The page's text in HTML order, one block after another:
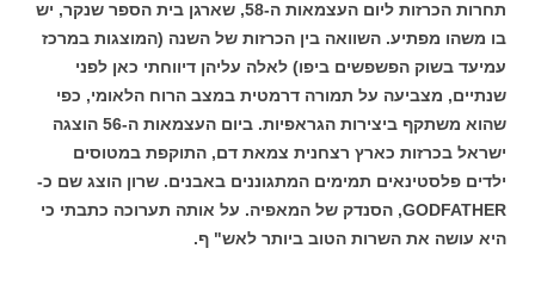
תחרות הכרזות ליום העצמאות ה-58, שארגן בית הספר שנקר, יש
בו משהו מפתיע. השוואה בין הכרזות של השנה (המוצגות במרכז
עמיעד בשוק הפשפשים ביפו) לאלה עליהן דיווחתי כאן לפני
שנתיים, מצביעה על תמורה דרמטית במצב הרוח הלאומי, כפי
שהוא משתקף ביצירות הגראפיות. ביום העצמאות ה-56 הוצגה
ישראל בכרזות כארץ רצחנית צמאת דם, התוקפת במטוסים
ילדים פלסטינאים תמימים המתגוננים באבנים. שרון הוצג שם כ-
GODFATHER, הסנדק של המאפיה. על אותה תערוכה כתבתי כי
היא עושה את השרות הטוב ביותר לאש" ף.